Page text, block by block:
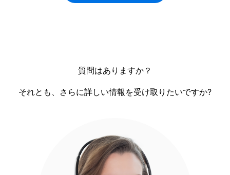
質問はありますか？
それとも、さらに詳しい情報を受け取りたいですか?